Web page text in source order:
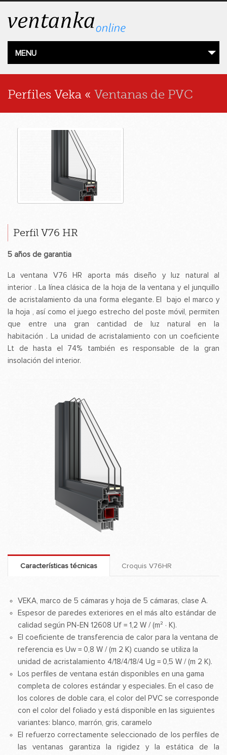
MENU
ÁREA DE CLIENTES
CONTACTO
Perfiles Veka « Ventanas de PVC
Perfil V76 HR
5 años de garantia
La ventana V76 HR aporta más diseño y luz natural al
interior . La línea clásica de la hoja de la ventana y el junquillo
de acristalamiento da una forma elegante. El bajo el marco y
la hoja , así como el juego estrecho del poste móvil, permiten
que entre una gran cantidad de luz natural en la
habitación . La unidad de acristalamiento con un coeficiente
Lt de hasta el 74% también es responsable de la gran
insolación del interior.
Características técnicas Croquis V76HR
VEKA, marco de 5 cámaras y hoja de 5 cámaras, clase A.
Espesor de paredes exteriores en el más alto estándar de
calidad según PN-EN 12608 Uf = 1,2 W / (m² · K).
El coeficiente de transferencia de calor para la ventana de
referencia es Uw = 0,8 W / (m 2 K) cuando se utiliza la
unidad de acristalamiento 4/18/4/18/4 Ug = 0,5 W / (m 2 K).
Los perfiles de ventana están disponibles en una gama
completa de colores estándar y especiales. En el caso de
los colores de doble cara, el color del PVC se corresponde
con el color del foliado y está disponible en las siguientes
variantes: blanco, marrón, gris, caramelo
El refuerzo correctamente seleccionado de los perfiles de
las ventanas garantiza la rigidez y la estática de la